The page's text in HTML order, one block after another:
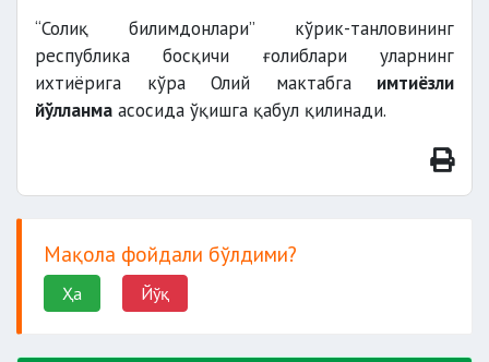
“Солиқ билимдонлари” кўрик-танловининг
республика босқичи ғолиблари уларнинг
ихтиёрига кўра Олий мактабга имтиёзли
йўлланма асосида ўқишга қабул қилинади.
Мақола фойдали бўлдими?
Ҳа Йўқ